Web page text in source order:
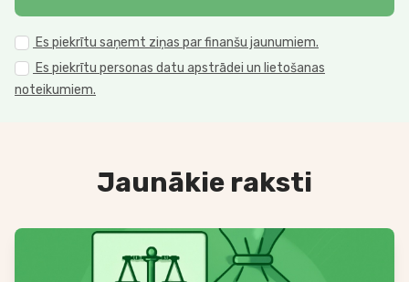
Es piekrītu saņemt ziņas par finanšu jaunumiem.
Es piekrītu personas datu apstrādei un lietošanas
noteikumiem.
Jaunākie raksti